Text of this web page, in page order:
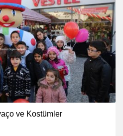
ve Kostümler